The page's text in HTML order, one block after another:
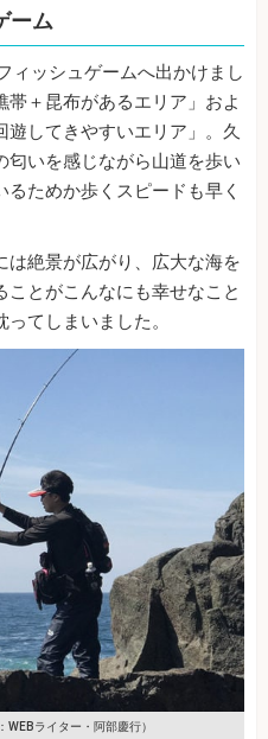
ーム
ィッシュゲームへ出かけまし
＋昆布があるエリア」およ
してきやすいエリア」。久
匂いを感じながら山道を歩い
ためか歩くスピードも早く
は絶景が広がり、広大な海を
ことがこんなにも幸せなこと
てしまいました。
WEBライター・阿部慶行）